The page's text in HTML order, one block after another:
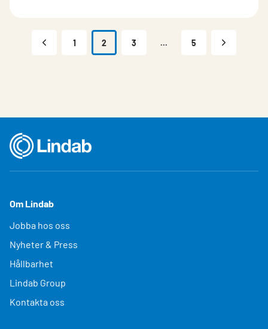
1 2 3 ... 5
Om Lindab
Jobba hos oss
Nyheter & Press
Hållbarhet
Lindab Group
Kontakta oss